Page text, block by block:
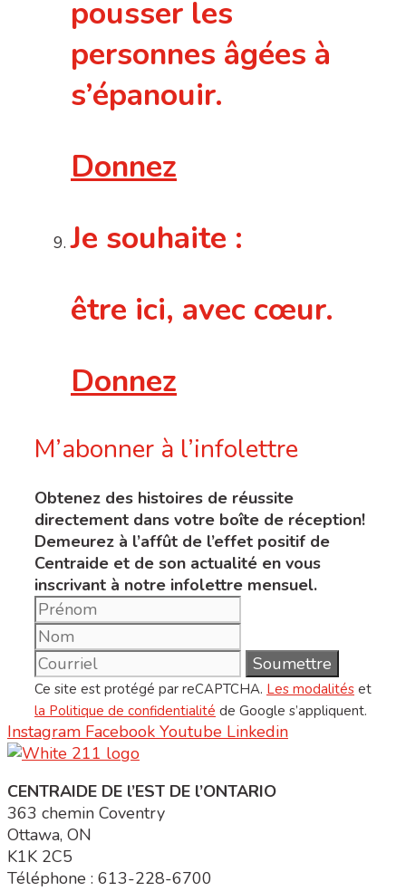
pousser les
personnes âgées à
s’épanouir.
Donnez
Je souhaite :
être ici, avec cœur.
Donnez
M’abonner à l’infolettre
Obtenez des histoires de réussite
directement dans votre boîte de réception!
Demeurez à l’affût de l’effet positif de
Centraide et de son actualité en vous
inscrivant à notre infolettre mensuel.
Ce site est protégé par reCAPTCHA. Les modalités et
la Politique de confidentialité de Google s’appliquent.
Instagram Facebook Youtube Linkedin
CENTRAIDE DE l’EST DE l’ONTARIO
363 chemin Coventry
Ottawa, ON
K1K 2C5
Téléphone : 613-228-6700